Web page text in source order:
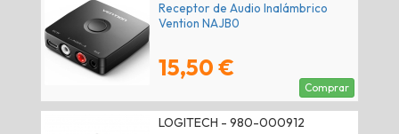
Receptor de Audio Inalámbrico
Vention NAJB0
15,50 €
Comprar
LOGITECH - 980-000912